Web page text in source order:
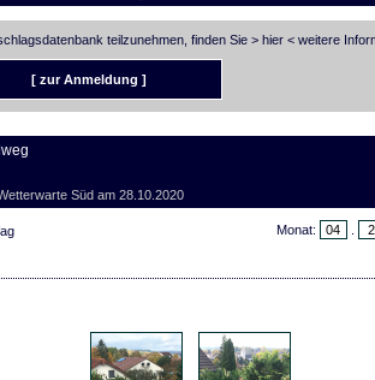
teilzunehmen, finden Sie > hier< weitere
[ zur Anmeldung ]
Süd am 28.10.2020
Monat: